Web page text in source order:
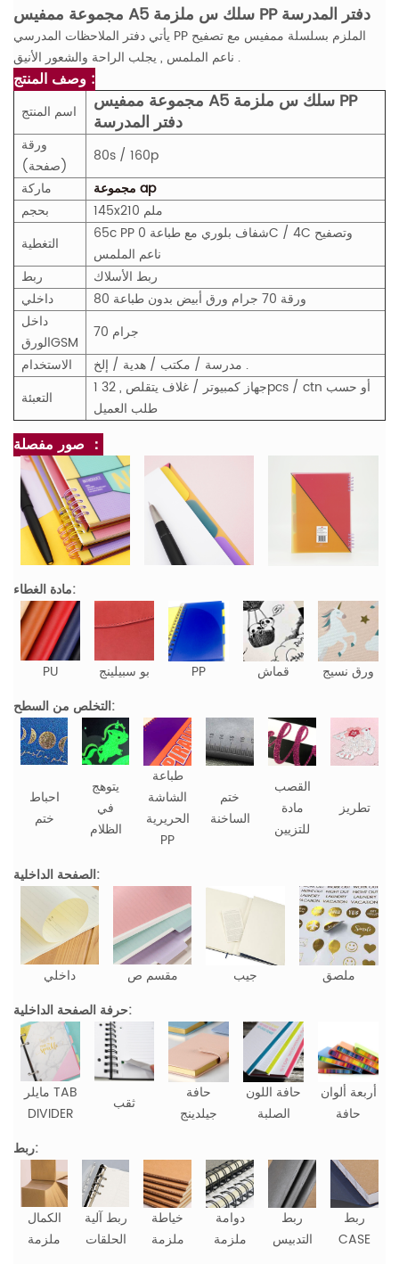
مجموعة ممفيس A5 سلك س ملزمة PP دفتر المدرسة
يأتي دفتر الملاحظات المدرسي PP الملزم بسلسلة ممفيس مع تصفيح
ناعم الملمس , يجلب الراحة والشعور الأنيق .
وصف المنتج :
اسم المنتج
مجموعة ممفيس A5 سلك س ملزمة PP
دفتر المدرسة
ورقة
(صفحة)
80s / 160p
ماركة
مجموعة ap
بحجم
145x210 ملم
التغطية
65c PP شفاف بلوري مع طباعة 0C / 4C وتصفيح
ناعم الملمس
ربط
ربط الأسلاك
داخلي
80 ورقة 70 جرام ورق أبيض بدون طباعة
داخل
الورقGSM
70 جرام
الاستخدام
مدرسة / مكتب / هدية / إلخ .
التعبئة
1 جهاز كمبيوتر / غلاف يتقلص , 32pcs / ctn أو حسب
طلب العميل
صور مفصلة ：
مادة الغطاء:
PU بو سبيلينج PP قماش
ورق نسيج
التخلص من السطح:
احباط
ختم
يتوهج
في
الظلام
طباعة
الشاشة
الحريرية
PP
ختم
الساخنة
القصب
مادة
للتزيين
تطريز
الصفحة الداخلية:
داخلي مقسم ص جيب
ملصق
حرفة الصفحة الداخلية:
مايلر TAB
DIVIDER
ثقب
حافة
جيلدينج
حافة اللون
الصلبة
أربعة ألوان
حافة
ربط:
الكمال
ملزمة
ربط آلية
الحلقات
خياطة
ملزمة
دوامة
ملزمة
ربط
التدبيس
ربط
CASE